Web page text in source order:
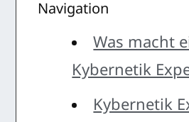
Navigation
Was macht
Kybernetik
Kybernetik